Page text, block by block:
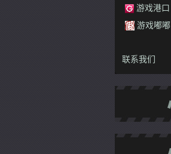
游戏港口
游戏嘟嘟
联系我们